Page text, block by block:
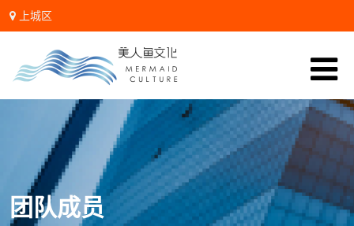
上城区
微信:zhanglidali
团队成员